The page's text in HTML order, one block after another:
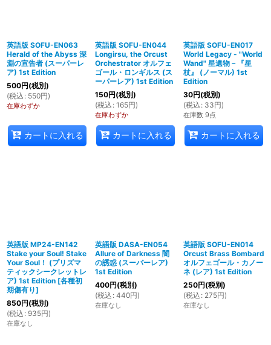
英語版 SOFU-EN063
Herald of the Abyss 深
淵の宣告者 (スーパーレ
ア) 1st Edition
500円(税別)
(税込 : 550円)
在庫わずか
カートに入れる
英語版 SOFU-EN044
Longirsu, the Orcust
Orchestrator オルフェ
ゴール・ロンギルス (ス
ーパーレア) 1st Edition
150円(税別)
(税込 : 165円)
在庫わずか
カートに入れる
英語版 SOFU-EN017
World Legacy - "World
Wand" 星遺物－『星
杖』 (ノーマル) 1st
Edition
30円(税別)
(税込 : 33円)
在庫数 9点
カートに入れる
英語版 MP24-EN142
Stake your Soul! Stake
Your Soul！ (プリズマ
ティックシークレットレ
ア) 1st Edition [各種初
期傷有り]
850円(税別)
(税込 : 935円)
在庫なし
英語版 DASA-EN054
Allure of Darkness 闇
の誘惑 (スーパーレア)
1st Edition
400円(税別)
(税込 : 440円)
在庫なし
英語版 SOFU-EN014
Orcust Brass Bombard
オルフェゴール・カノー
ネ (レア) 1st Edition
250円(税別)
(税込 : 275円)
在庫なし